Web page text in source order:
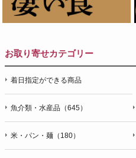
お取り寄せカテゴリー
着日指定ができる商品
魚介類・水産品（645）
米・パン・麺（180）